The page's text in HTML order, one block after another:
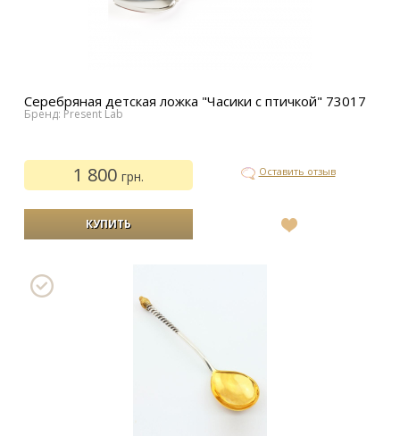
Серебряная детская ложка "Часики с птичкой" 73017
Бренд: Present Lab
1 800грн. Оставить отзыв